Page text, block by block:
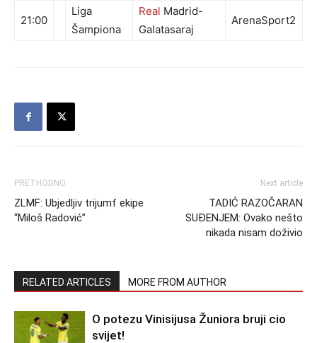
21:00
Liga
Šampiona
Real Madrid-
Galatasaraj
ArenaSport2
PRETHODNO
ZLMF: Ubjedljiv trijumf ekipe
“Miloš Radović”
Next article
TADIĆ RAZOČARAN
SUĐENJEM: Ovako nešto
nikada nisam doživio
RELATED ARTICLES MORE FROM AUTHOR
O potezu Vinisijusa Žuniora bruji cio
svijet!